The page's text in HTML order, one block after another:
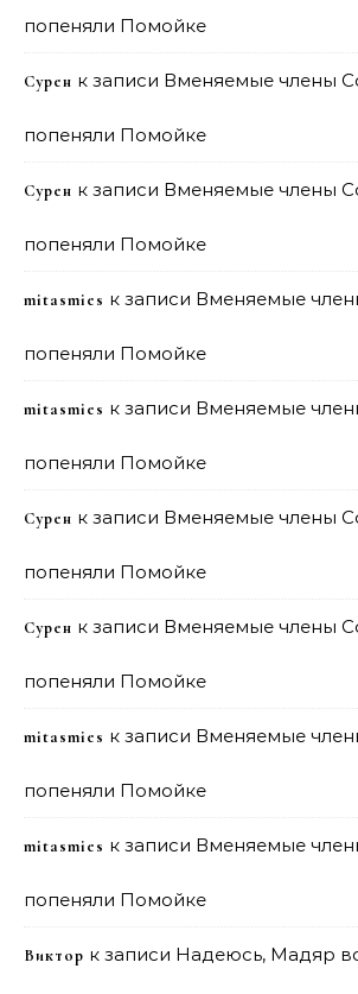
попеняли Помойке
Сурен к записи Вменяемые члены
попеняли Помойке
Сурен к записи Вменяемые члены
попеняли Помойке
mitasmies к записи Вменяемые
попеняли Помойке
mitasmies к записи Вменяемые
попеняли Помойке
Сурен к записи Вменяемые члены
попеняли Помойке
Сурен к записи Вменяемые члены
попеняли Помойке
mitasmies к записи Вменяемые
попеняли Помойке
mitasmies к записи Вменяемые
попеняли Помойке
Виктор к записи Надеюсь, Мадяр